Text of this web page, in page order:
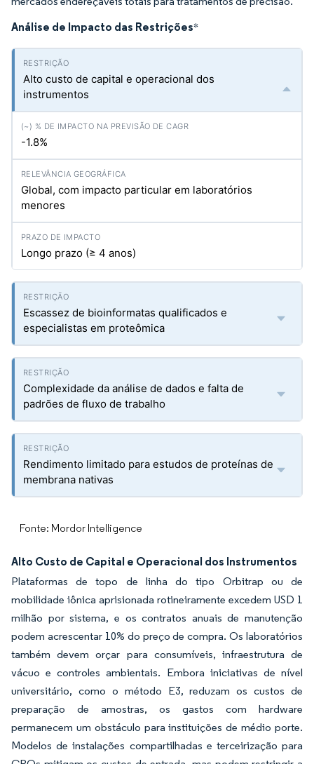
Análise de Impacto das Restrições*
Alto custo de capital e operacional dos
instrumentos
-1.8%
Global, com impacto particular em laboratórios
menores
Longo prazo (≥ 4 anos)
Escassez de bioinformatas qualificados e
especialistas em proteômica
Complexidade da análise de dados e falta de
padrões de fluxo de trabalho
Rendimento limitado para estudos de proteínas de
membrana nativas
Fonte: Mordor Intelligence
Alto Custo de Capital e Operacional dos Instrumentos
Plataformas de topo de linha do tipo Orbitrap ou de
mobilidade iônica aprisionada rotineiramente excedem USD 1
milhão por sistema, e os contratos anuais de manutenção
podem acrescentar 10% do preço de compra. Os laboratórios
também devem orçar para consumíveis, infraestrutura de
vácuo e controles ambientais. Embora iniciativas de nível
universitário, como o método E3, reduzam os custos de
preparação de amostras, os gastos com hardware
permanecem um obstáculo para instituições de médio porte.
Modelos de instalações compartilhadas e terceirização para